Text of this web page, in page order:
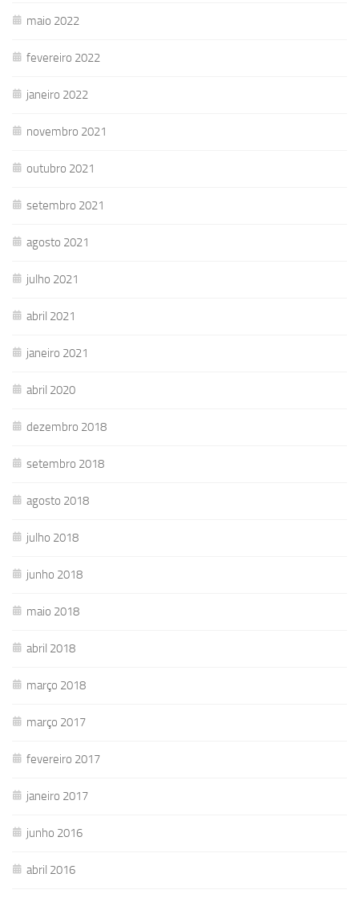
maio 2022
fevereiro 2022
janeiro 2022
novembro 2021
outubro 2021
setembro 2021
agosto 2021
julho 2021
abril 2021
janeiro 2021
abril 2020
dezembro 2018
setembro 2018
agosto 2018
julho 2018
junho 2018
maio 2018
abril 2018
março 2018
março 2017
fevereiro 2017
janeiro 2017
junho 2016
abril 2016